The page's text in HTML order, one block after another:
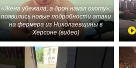
«Жена убежала, а дрон начал охоту»:
появились новые подробности атаки
на фермера из Николаевщины в
Херсоне (видео)